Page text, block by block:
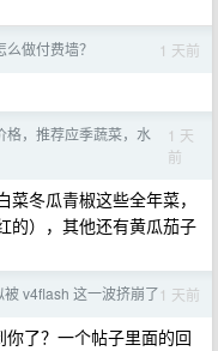
做付费墙？ 1 天前
格，推荐应季蔬菜，水
1 天
前
冬瓜青椒这些全年菜，
的），其他还有黄瓜茄子
v4flash 这一波挤崩了1 天前
了？一个帖子里面的回